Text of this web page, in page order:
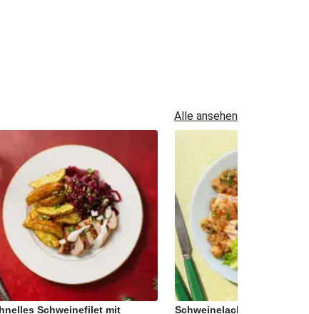
Alle ansehen
Schweinefilet mit
Schweinelachssteak in